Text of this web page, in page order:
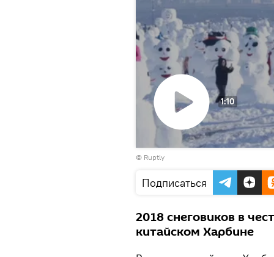
Воспроизвести
1:10
© Ruptly
Подписаться
2018 снеговиков в
китайском Харбине